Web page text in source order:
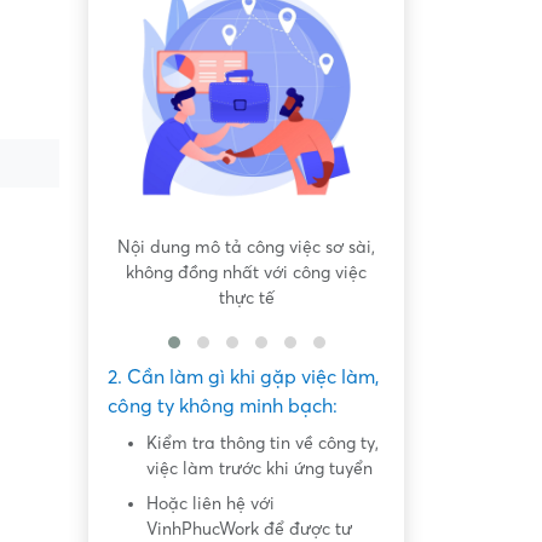
Nội dung mô tả công việc sơ sài,
không đồng nhất với công việc
thực tế
2. Cần làm gì khi gặp việc làm,
công ty không minh bạch:
Kiểm tra thông tin về công ty,
việc làm trước khi ứng tuyển
Hoặc liên hệ với
VinhPhucWork để được tư